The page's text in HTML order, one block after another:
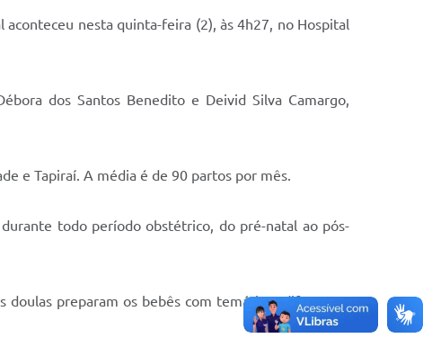
nesta quinta-feira (2), às 4h27, no Hospital
dos Santos Benedito e Deivid Silva Camargo,
e Tapiraí. A média é de 90 partos por mês.
todo período obstétrico, do pré-natal ao pós-
preparam os bebês com temáticas diferentes